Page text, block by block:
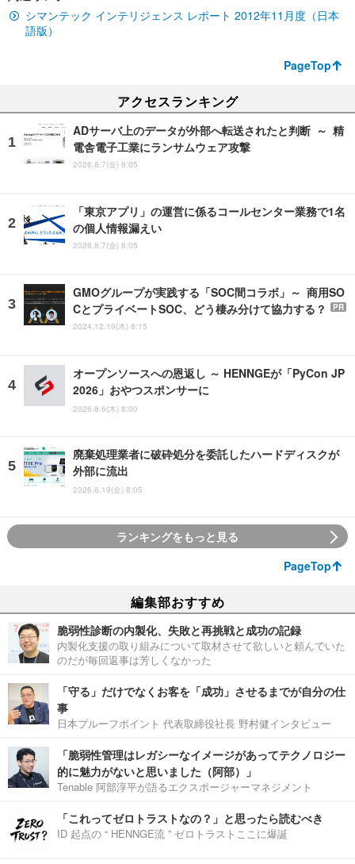
シマンテック インテリジェンス レポート 2012年11月度（日本
語版）
PageTop
アクセスランキング
ADサーバ上のデータが外部へ転送されたと判断 ～ 精
電舎電子工業にランサムウェア攻撃
2026.8.7(金) 8:05
「東京アプリ」の運営に係るコールセンター業務で1名
の個人情報漏えい
2026.8.7(金) 8:05
GMOグループが実践する「SOC間コラボ」～ 商用SO
CとプライベートSOC、どう棲み分けて協力する？
PR
2024.12.19(木) 8:15
オープンソースへの恩返し ～ HENNGEが「PyCon JP
2026」おやつスポンサーに
2026.8.6(木) 8:00
廃棄処理業者に破砕処分を委託したハードディスクが
外部に流出
2026.6.19(金) 8:05
ランキングをもっと見る
PageTop
編集部おすすめ
脆弱性診断の内製化、失敗と再挑戦と成功の記録
内製化支援の取り組みについて取材させて欲しいと頼んでいた
のだが毎回返事は芳しくなかった
「守る」だけでなくお客を「成功」させるまでが自分の仕
事
日本プルーフポイント 代表取締役社長 野村健インタビュー
「脆弱性管理はレガシーなイメージがあってテクノロジー
的に魅力がないと思いました（阿部）」
Tenable 阿部淳平が語るエクスポージャーマネジメント
「これってゼロトラストなの？」と思ったら読むべき
ID 起点の “ HENNGE流 ” ゼロトラストここに爆誕